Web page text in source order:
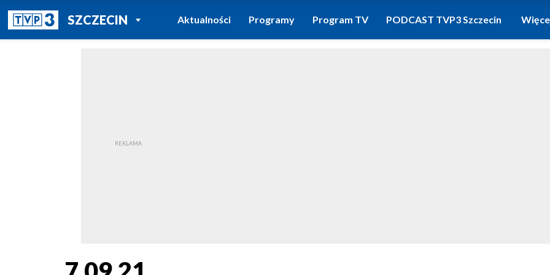
SZCZECINPOWRÓT DO
TVP REGIONY
Aktualności Programy Program TV PODCAST TVP3 Szczecin